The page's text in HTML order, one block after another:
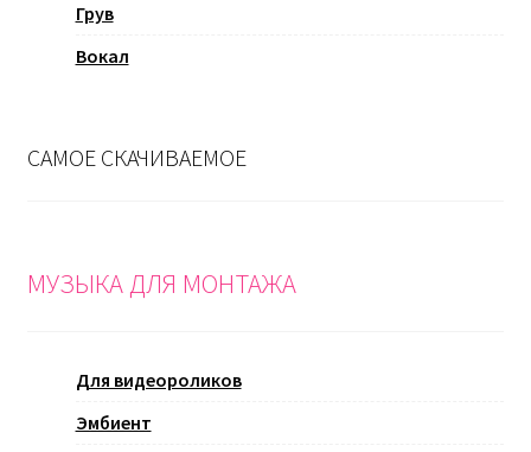
Грув
Вокал
САМОЕ СКАЧИВАЕМОЕ
МУЗЫКА ДЛЯ МОНТАЖА
Для видеороликов
Эмбиент